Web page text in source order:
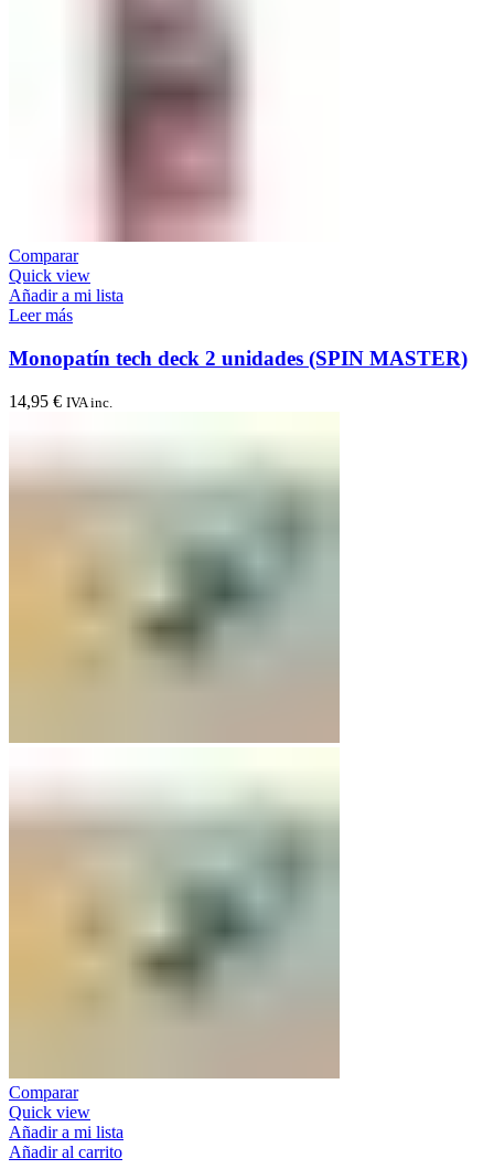
Comparar
Quick view
Añadir a mi lista
Leer más
Monopatín tech deck 2 unidades (SPIN MASTER)
14,95 € IVA inc.
Comparar
Quick view
Añadir a mi lista
Añadir al carrito